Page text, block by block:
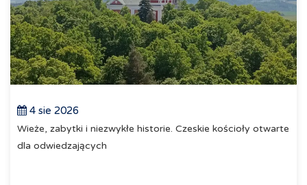
4 sie 2026
Wieże, zabytki i niezwykłe historie. Czeskie kościoły otwarte
dla odwiedzających